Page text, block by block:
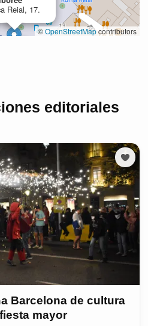
editoriales
Barcelona de cultura
mayor